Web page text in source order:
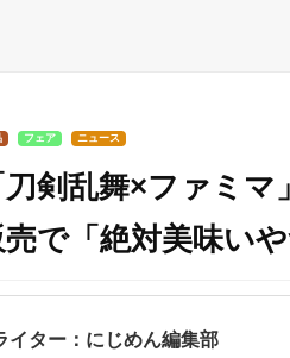
フェア ニュース
刀剣乱舞×ファミ
で「絶対美味いや
イター：にじめん編集部